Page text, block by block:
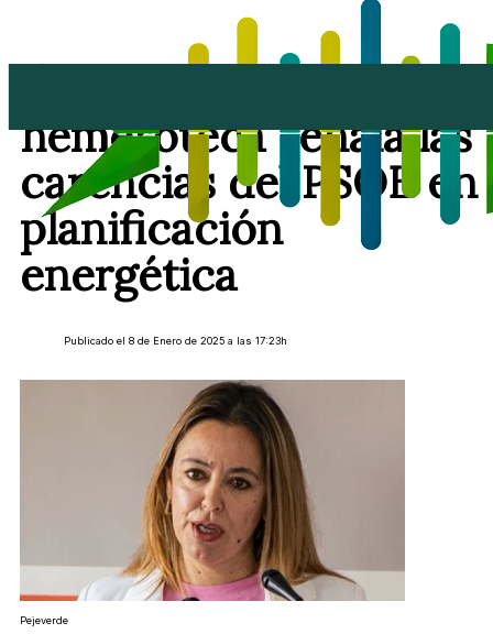
hemeroteca señala las
carencias del PSOE en
planificación
energética
Publicado el 8 de Enero de 2025 a las 17:23h
Pejeverde